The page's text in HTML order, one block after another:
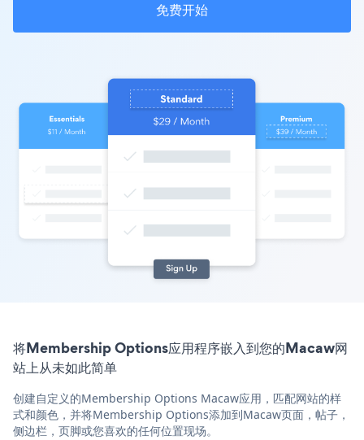
免费开始
将Membership Options应用程序嵌入到您的Macaw网
站上从未如此简单
创建自定义的Membership Options Macaw应用，匹配网站的样
式和颜色，并将Membership Options添加到Macaw页面，帖子，
侧边栏，页脚或您喜欢的任何位置现场。